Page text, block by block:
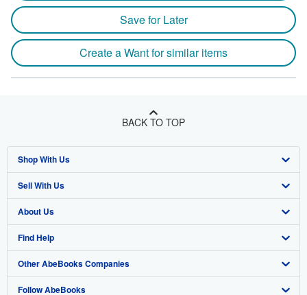
Save for Later
Create a Want for similar items
BACK TO TOP
Shop With Us
Advanced Search
Browse Collections
My Account
My Orders
View Basket
Sell With Us
Start Selling
Join Our Affiliate Program
Book Buyback
Refer a seller
About Us
About AbeBooks
Media
Careers
Find Help
Help
Customer Support
Other AbeBooks Companies
AbeBooks.co.uk
Follow AbeBooks